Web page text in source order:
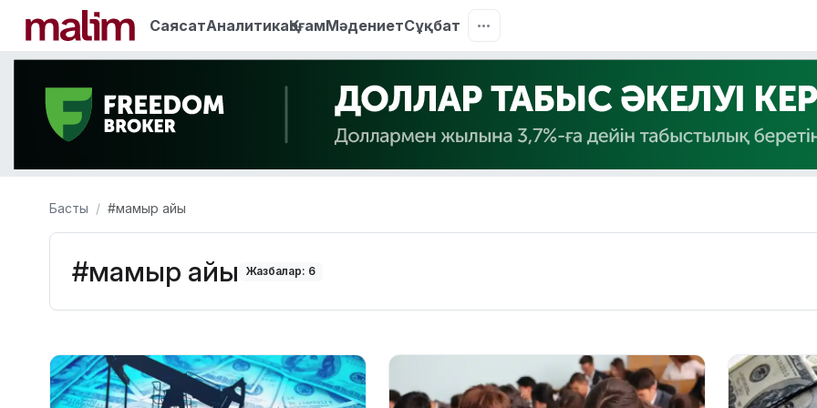
СаясатАналитикаҚоғамМәдениетСұқбат
Басты #мамыр айы
#мамыр айы Жазбалар: 6